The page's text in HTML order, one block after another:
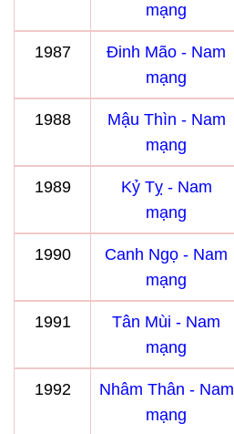
mạng
1987
Đinh Mão - Nam
mạng
1988
Mậu Thìn - Nam
mạng
1989
Kỷ Tỵ - Nam
mạng
1990
Canh Ngọ - Nam
mạng
1991
Tân Mùi - Nam
mạng
1992
Nhâm Thân - Nam
mạng